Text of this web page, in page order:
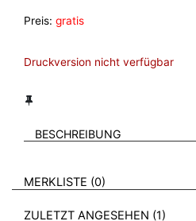
Preis: gratis
Druckversion nicht verfügbar
BESCHREIBUNG
VERWEISE AUF VERMERKTE-
MERKLISTE 0 BROSCHÜREN
ZULETZT ANGESEHEN 1